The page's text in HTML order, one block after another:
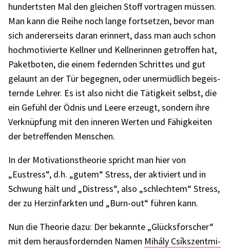
hunderts­ten Mal den glei­chen Stoff vortra­gen müssen.
Man kann die Reihe noch lange fort­set­zen, bevor man
sich ande­rer­seits daran erin­nert, dass man auch schon
hoch­mo­ti­vierte Kell­ner und Kell­ne­rin­nen getrof­fen hat,
Paket­bo­ten, die einem federn­den Schrit­tes und gut
gelaunt an der Tür begeg­nen, oder uner­müd­lich begeis­
ternde Lehrer. Es ist also nicht die Tätig­keit selbst, die
ein Gefühl der Ödnis und Leere erzeugt, sondern ihre
Verknüp­fung mit den inne­ren Werten und Fähig­kei­ten
der betref­fen­den Menschen.
In der Moti­va­ti­ons­theo­rie spricht man hier von
„Eustress“, d.h. „gutem“ Stress, der akti­viert und in
Schwung hält und „Distress“, also „schlech­tem“ Stress,
der zu Herz­in­fark­ten und „Burn-out“ führen kann.
Nun die Theo­rie dazu: Der bekannte „Glücks­for­scher“
mit dem heraus­for­dern­den Namen Mihály Csíks­zent­mi­